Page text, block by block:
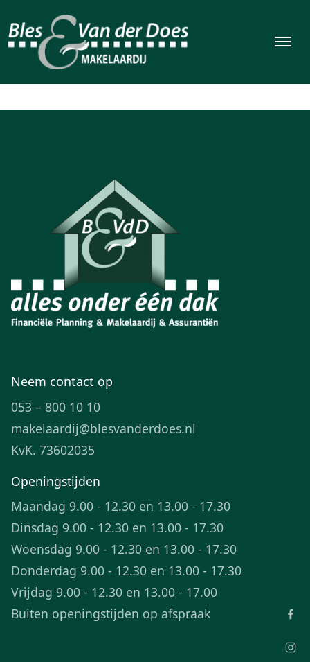
RegioBank
Neem contact op
053 – 800 10 10
makelaardij@blesvanderdoes.nl
KvK. 73602035
Openingstijden
Maandag 9.00 - 12.30 en 13.00 - 17.30
Dinsdag 9.00 - 12.30 en 13.00 - 17.30
Woensdag 9.00 - 12.30 en 13.00 - 17.30
Donderdag 9.00 - 12.30 en 13.00 - 17.30
Vrijdag 9.00 - 12.30 en 13.00 - 17.00
Buiten openingstijden op afspraak